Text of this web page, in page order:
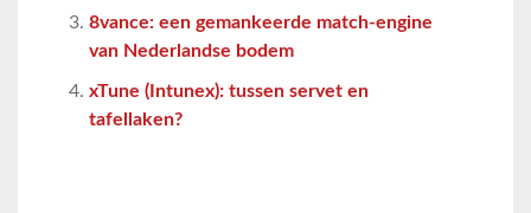
8vance: een gemankeerde match-engine
van Nederlandse bodem
xTune (Intunex): tussen servet en
tafellaken?